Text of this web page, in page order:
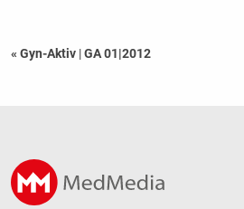
« Gyn-Aktiv |GA 01|2012